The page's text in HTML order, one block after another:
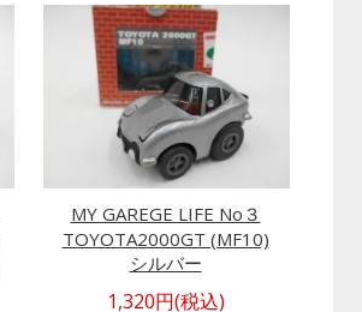
MY GAREGE LIFE No３
TOYOTA2000GT (MF10)
シルバー
1,320円(税込)